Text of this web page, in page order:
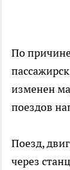
По
изменен
поездов
Поезд,
через